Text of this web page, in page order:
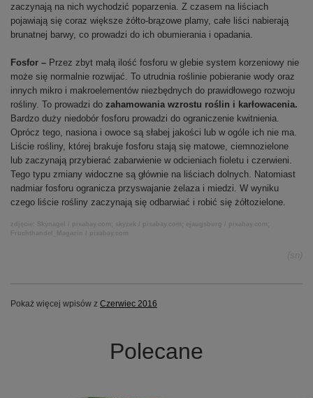
zaczynają na nich wychodzić poparzenia. Z czasem na liściach
pojawiają się coraz większe żółto-brązowe plamy, całe liści nabierają
brunatnej barwy, co prowadzi do ich obumierania i opadania.
Fosfor – Przez zbyt małą ilość fosforu w glebie system korzeniowy nie
może się normalnie rozwijać. To utrudnia roślinie pobieranie wody oraz
innych mikro i makroelementów niezbędnych do prawidłowego rozwoju
rośliny. To prowadzi do zahamowania wzrostu roślin i karłowacenia.
Bardzo duży niedobór fosforu prowadzi do ograniczenie kwitnienia.
Oprócz tego, nasiona i owoce są słabej jakości lub w ogóle ich nie ma.
Liście rośliny, której brakuje fosforu stają się matowe, ciemnozielone
lub zaczynają przybierać zabarwienie w odcieniach fioletu i czerwieni.
Tego typu zmiany widoczne są głównie na liściach dolnych. Natomiast
nadmiar fosforu ogranicza przyswajanie żelaza i miedzi. W wyniku
czego liście rośliny zaczynają się odbarwiać i robić się żółtozielone.
Pokaż więcej wpisów z Czerwiec 2016
Polecane